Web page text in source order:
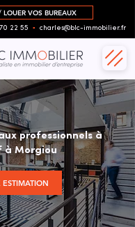
LOUER VOS BUREAUX
22 55 ▪︎ charles@blc-immobilier.fr
professionnels à
à Morgiou